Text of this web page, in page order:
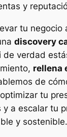
y
tu negocio
discovery
de verdad
rellena
de
tu
y a escalar tu
y sostenible.